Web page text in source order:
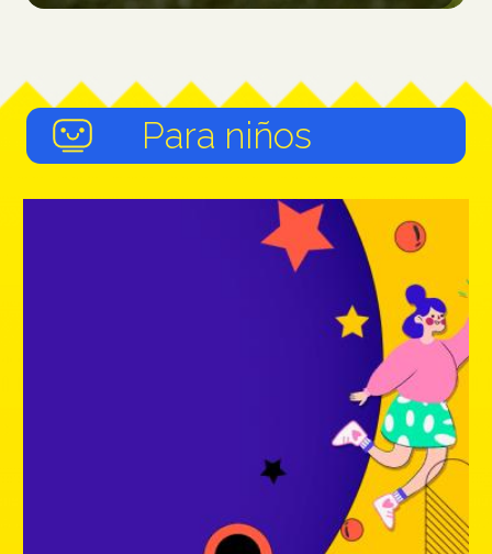
Para niños